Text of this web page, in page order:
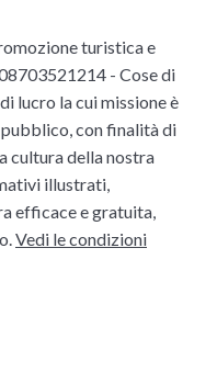
turistica e
- Cose di
lucro la cui missione è
con finalità di
cultura della nostra
illustrati,
efficace e gratuita,
Vedi le condizioni